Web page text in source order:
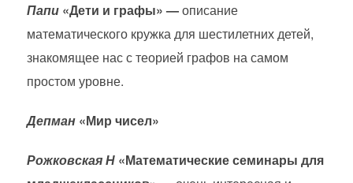
Папи «Дети и графы» —описание
математического кружка для шестилетних детей,
знакомящее нас с теорией графов на самом
простом уровне.
Депман «Мир чисел»
Рожковская Н «Математические семинары для